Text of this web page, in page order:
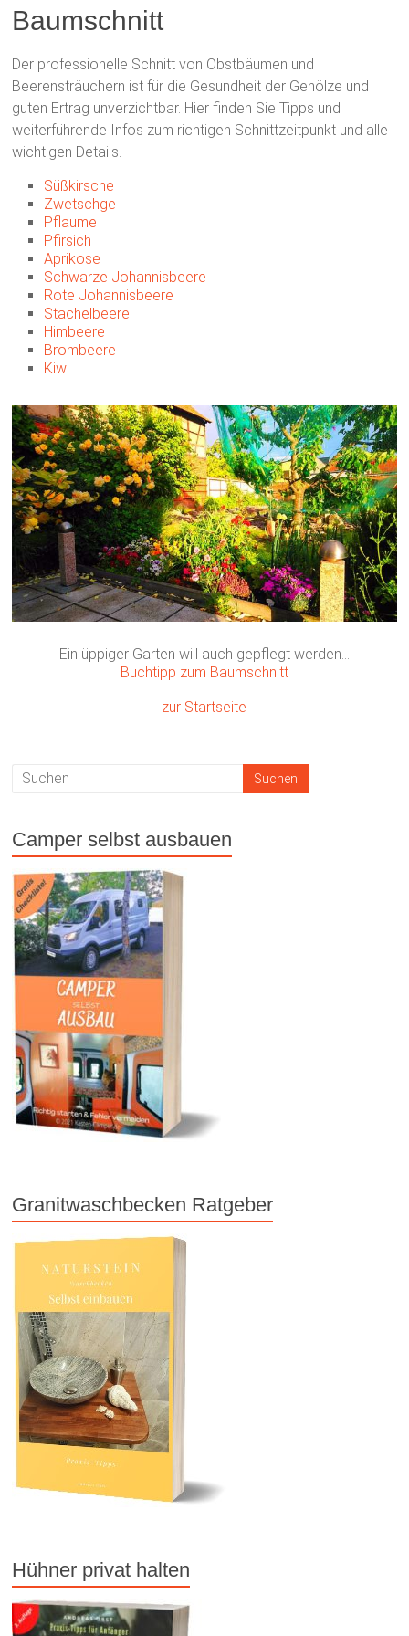
Baumschnitt
Der professionelle Schnitt von Obstbäumen und
Beerensträuchern ist für die Gesundheit der Gehölze und
guten Ertrag unverzichtbar. Hier finden Sie Tipps und
weiterführende Infos zum richtigen Schnittzeitpunkt und alle
wichtigen Details.
Süßkirsche
Zwetschge
Pflaume
Pfirsich
Aprikose
Schwarze Johannisbeere
Rote Johannisbeere
Stachelbeere
Himbeere
Brombeere
Kiwi
Ein üppiger Garten will auch gepflegt werden…
Buchtipp zum Baumschnitt
zur Startseite
Camper selbst ausbauen
Granitwaschbecken Ratgeber
Hühner privat halten